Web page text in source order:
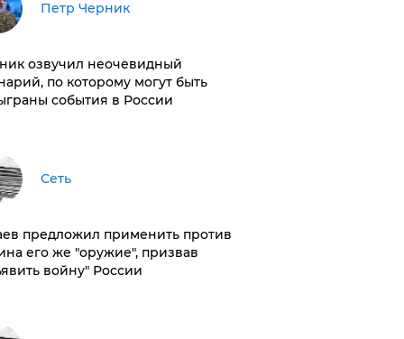
Петр Черник
озвучил неочевидный
по которому могут быть
события в России
Сеть
предложил применить против
его же "оружие", призвав
войну" России